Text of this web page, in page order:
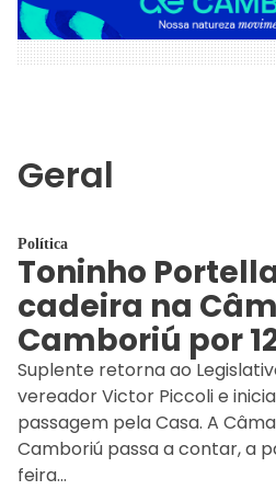
Geral
Política
Toninho
cadeira na
Camboriú por
Suplente retorna ao
vereador Victor Piccoli e
passagem pela Casa. A
Camboriú passa a contar, a
feira…